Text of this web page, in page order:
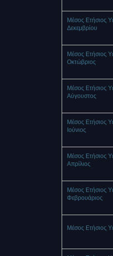
Μέσος Ετήσιος
Δεκεμβρίου
Μέσος Ετήσιος
Οκτώβριος
Μέσος Ετήσιος
Αύγουστος
Μέσος Ετήσιος
Ιούνιος
Μέσος Ετήσιος
Απρίλιος
Μέσος Ετήσιος
Φεβρουάριος
Μέσος Ετήσιος